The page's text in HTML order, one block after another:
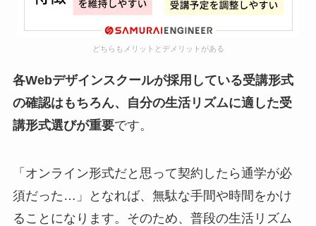
どちらもメリットとデメリットがある
各Webデザインスクールが採用している受講形式
の確認はもちろん、自分の生活リズムに適した受
講形式選びが重要です。
「オンライン形式だと思って契約したら通学が必
須だった…」となれば、無駄な手間や時間をかけ
ることになります。そのため、普段の生活リズム